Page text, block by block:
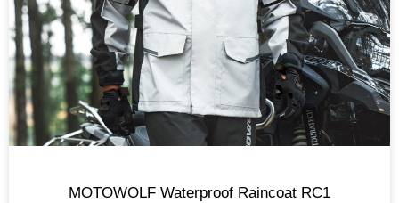
MOTOWOLF Waterproof Raincoat RC1